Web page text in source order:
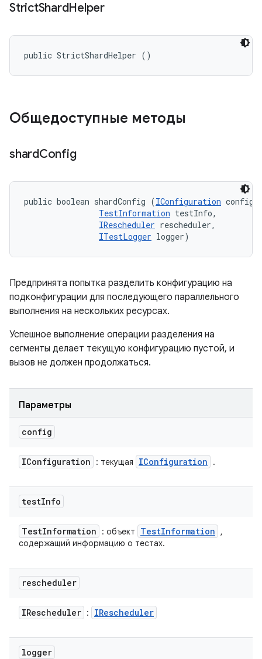
StrictShardHelper
public StrictShardHelper ()
Общедоступные методы
shardConfig
public boolean shardConfig (IConfiguration
TestInformation testInfo,
IRescheduler rescheduler,
ITestLogger logger)
Предпринята попытка разделить конфигурацию на
подконфигурации для последующего параллельного
выполнения на нескольких ресурсах.
Успешное выполнение операции разделения на
сегменты делает текущую конфигурацию пустой, и
вызов не должен продолжаться.
Параметры
config
IConfiguration : текущая IConfiguration .
testInfo
TestInformation : объект TestInformation
,
содержащий информацию о тестах.
rescheduler
IRescheduler : IRescheduler
logger